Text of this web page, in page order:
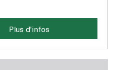
Plus d'infos